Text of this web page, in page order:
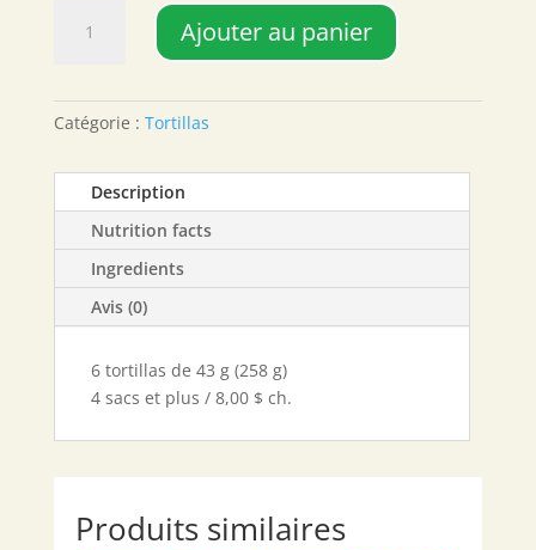
nature
Ajouter au panier
Catégorie : Tortillas
Description
Nutrition facts
Ingredients
Avis (0)
6 tortillas de 43 g (258 g)
4 sacs et plus / 8,00 $ ch.
Produits similaires